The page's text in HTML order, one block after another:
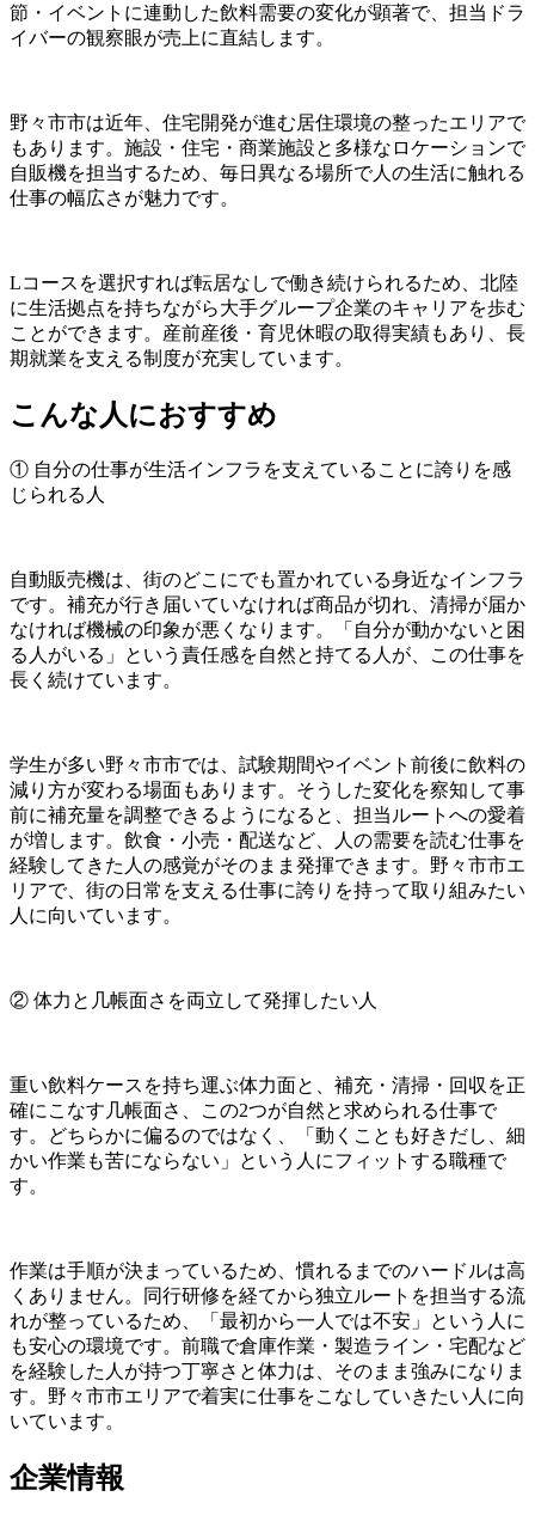
節・イベントに連動した飲料需要の変化が顕著で、担当ドラ
イバーの観察眼が売上に直結します。
野々市市は近年、住宅開発が進む居住環境の整ったエリアで
もあります。施設・住宅・商業施設と多様なロケーションで
自販機を担当するため、毎日異なる場所で人の生活に触れる
仕事の幅広さが魅力です。
Lコースを選択すれば転居なしで働き続けられるため、北陸
に生活拠点を持ちながら大手グループ企業のキャリアを歩む
ことができます。産前産後・育児休暇の取得実績もあり、長
期就業を支える制度が充実しています。
こんな人におすすめ
① 自分の仕事が生活インフラを支えていることに誇りを感
じられる人
自動販売機は、街のどこにでも置かれている身近なインフラ
です。補充が行き届いていなければ商品が切れ、清掃が届か
なければ機械の印象が悪くなります。「自分が動かないと困
る人がいる」という責任感を自然と持てる人が、この仕事を
長く続けています。
学生が多い野々市市では、試験期間やイベント前後に飲料の
減り方が変わる場面もあります。そうした変化を察知して事
前に補充量を調整できるようになると、担当ルートへの愛着
が増します。飲食・小売・配送など、人の需要を読む仕事を
経験してきた人の感覚がそのまま発揮できます。野々市市エ
リアで、街の日常を支える仕事に誇りを持って取り組みたい
人に向いています。
② 体力と几帳面さを両立して発揮したい人
重い飲料ケースを持ち運ぶ体力面と、補充・清掃・回収を正
確にこなす几帳面さ、この2つが自然と求められる仕事で
す。どちらかに偏るのではなく、「動くことも好きだし、細
かい作業も苦にならない」という人にフィットする職種で
す。
作業は手順が決まっているため、慣れるまでのハードルは高
くありません。同行研修を経てから独立ルートを担当する流
れが整っているため、「最初から一人では不安」という人に
も安心の環境です。前職で倉庫作業・製造ライン・宅配など
を経験した人が持つ丁寧さと体力は、そのまま強みになりま
す。野々市市エリアで着実に仕事をこなしていきたい人に向
いています。
企業情報